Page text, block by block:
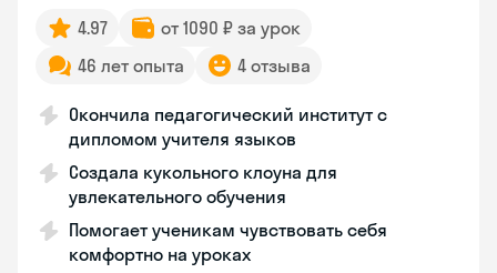
4.97
от 1090 ₽ за урок
46 лет опыта
4 отзыва
Окончила педагогический институт с
дипломом учителя языков
Создала кукольного клоуна для
увлекательного обучения
Помогает ученикам чувствовать себя
комфортно на уроках